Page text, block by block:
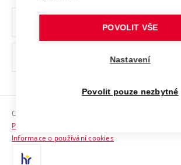
Ochrana osobních údajů
odkaz)
Sociální bezpečí
HR Award
Copyright © 2026 VUT
Prohlášení o přístupnosti
Informace o používání cookies
POVOLIT VŠE
Nastavení
Povolit pouze nezbytné